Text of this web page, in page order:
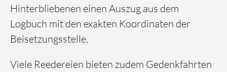
Hinterbliebenen einen Auszug aus dem
Logbuch mit den exakten Koordinaten der
Beisetzungsstelle.
Viele Reedereien bieten zudem Gedenkfahrten